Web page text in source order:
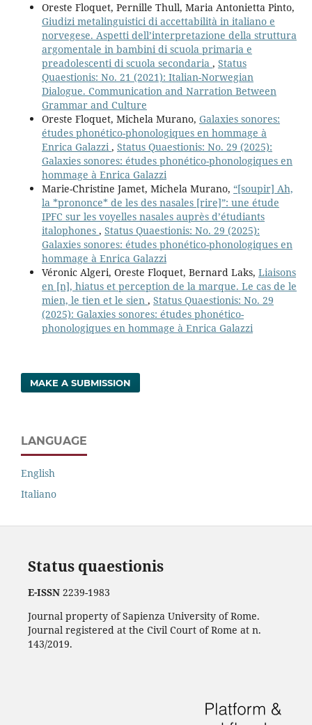
Oreste Floquet, Pernille Thull, Maria Antonietta Pinto,
Giudizi metalinguistici di accettabilità in italiano e
norvegese. Aspetti dell’interpretazione della struttura
argomentale in bambini di scuola primaria e
preadolescenti di scuola secondaria , Status
Quaestionis: No. 21 (2021): Italian-Norwegian
Dialogue. Communication and Narration Between
Grammar and Culture
Oreste Floquet, Michela Murano, Galaxies sonores:
études phonético-phonologiques en hommage à
Enrica Galazzi, Status Quaestionis: No. 29 (2025):
Galaxies sonores: études phonético-phonologiques en
hommage à Enrica Galazzi
Marie-Christine Jamet, Michela Murano, “[soupir] Ah,
la *prononce* de les des nasales [rire]”: une étude
IPFC sur les voyelles nasales auprès d’étudiants
italophones , Status Quaestionis: No. 29 (2025):
Galaxies sonores: études phonético-phonologiques en
hommage à Enrica Galazzi
Véronic Algeri, Oreste Floquet, Bernard Laks, Liaisons
en [n], hiatus et perception de la marque. Le cas de le
mien, le tien et le sien , Status Quaestionis: No. 29
(2025): Galaxies sonores: études phonético-
phonologiques en hommage à Enrica Galazzi
MAKE A SUBMISSION
LANGUAGE
English
Italiano
Status quaestionis
E-ISSN2239-1983
Journal property of Sapienza University of Rome.
Journal registered at the Civil Court of Rome at n.
143/2019.